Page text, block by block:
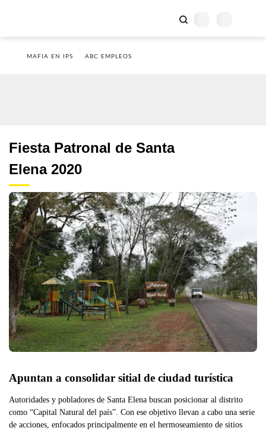
MAFIA EN IPS ABC EMPLEOS
Fiesta Patronal de Santa
Elena 2020
Apuntan a consolidar sitial de ciudad turística
Autoridades y pobladores de Santa Elena buscan posicionar al distrito
como “Capital Natural del país”. Con ese objetivo llevan a cabo una serie
de acciones, enfocados principalmente en el hermoseamiento de sitios